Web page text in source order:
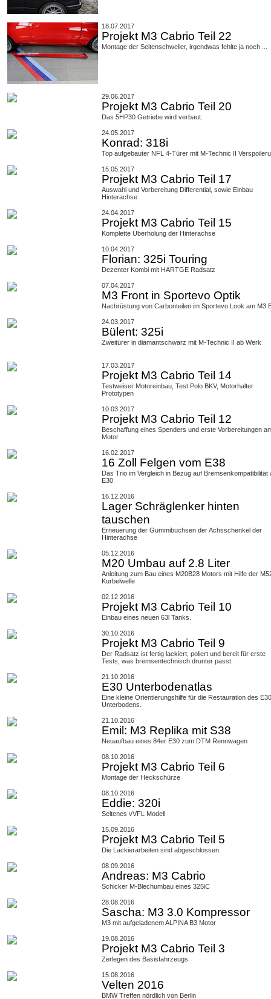
18.07.2017
Projekt M3 Cabrio Teil 22
Montage der Seitenschweller, irgendwas fehlte ja noch ...
29.06.2017
Projekt M3 Cabrio Teil 20
Das 5HP30 Getriebe wird verbaut.
24.05.2017
Konrad: 318i
Top aufgebauter NFL 4-Türer mit M-Technic II
15.05.2017
Projekt M3 Cabrio Teil 17
Auswahl und Vorbereitung Differential, sowie Einbau
Hinterachse
24.04.2017
Projekt M3 Cabrio Teil 15
Komplette Überholung der Hinterachse
10.04.2017
Florian: 325i Touring
Dezenter Kombi mit HARTGE Radsatz
07.04.2017
M3 Front in Sportevo Optik
Nachrüstung von Carbonteilen im Sportevo Look am M3
24.03.2017
Bülent: 325i
Zweitürer in diamantschwarz mit M-Technic II ab Werk
17.03.2017
Projekt M3 Cabrio Teil 14
Testweiser Motoreinbau, Test Polo BKV, Motorhalter
Prototypen
10.03.2017
Projekt M3 Cabrio Teil 12
Beschaffung eines Spenders und erste Vorbereitungen
Motor
16.02.2017
16 Zoll Felgen vom E38
Das Trio im Vergleich in Bezug auf Bremsenkompatibilität
E30
16.12.2016
Lager Schräglenker hinten
tauschen
Erneuerung der Gummibuchsen der Achsschenkel der
Hinterachse
05.12.2016
M20 Umbau auf 2.8 Liter
Anleitung zum Bau eines M20B28 Motors mit Hilfe der
Kurbelwelle
02.12.2016
Projekt M3 Cabrio Teil 10
Einbau eines neuen 63l Tanks.
30.10.2016
Projekt M3 Cabrio Teil 9
Der Radsatz ist fertig lackiert, poliert und bereit für erste
Tests, was bremsentechnisch drunter passt.
21.10.2016
E30 Unterbodenatlas
Eine kleine Orientierungshilfe für die Restauration des E30
Unterbodens.
21.10.2016
Emil: M3 Replika mit S38
Neuaufbau eines 84er E30 zum DTM Rennwagen
08.10.2016
Projekt M3 Cabrio Teil 6
Montage der Heckschürze
08.10.2016
Eddie: 320i
Seltenes vVFL Modell
15.09.2016
Projekt M3 Cabrio Teil 5
Die Lackierarbeiten sind abgeschlossen.
08.09.2016
Andreas: M3 Cabrio
Schicker M-Blechumbau eines 325iC
28.08.2016
Sascha: M3 3.0 Kompressor
M3 mit aufgeladenem ALPINA B3 Motor
19.08.2016
Projekt M3 Cabrio Teil 3
Zerlegen des Basisfahrzeugs
15.08.2016
Velten 2016
BMW Treffen nördlich von Berlin